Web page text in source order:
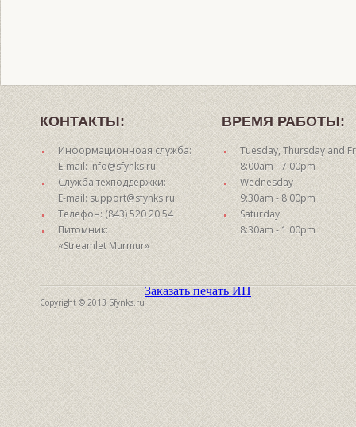
КОНТАКТЫ:
Информационноая служба:
E-mail: info@sfynks.ru
Служба техподдержки:
E-mail: support@sfynks.ru
Телефон: (843) 520 20 54
Питомник:
«Streamlet Murmur»
ВРЕМЯ РАБОТЫ:
Tuesday, Thursday and
8:00am - 7:00pm
Wednesday
9:30am - 8:00pm
Saturday
8:30am - 1:00pm
Copyright © 2013 Sfynks.ru
Заказать печать ИП